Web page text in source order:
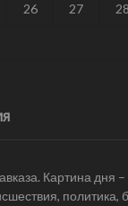
26 27 28
Картина дня
политика,